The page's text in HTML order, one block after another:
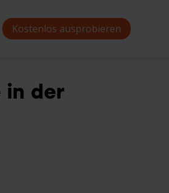
Kostenlos ausprobieren
in der